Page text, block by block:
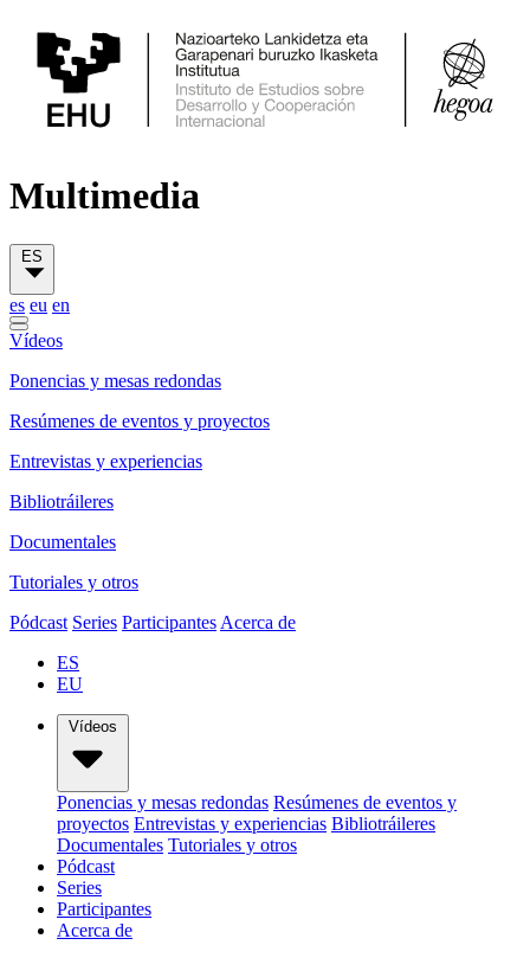
Multimedia
ES
es eu en
Vídeos
Ponencias y mesas redondas
Resúmenes de eventos y proyectos
Entrevistas y experiencias
Bibliotráileres
Documentales
Tutoriales y otros
Pódcast Series Participantes Acerca de
ES
EU
Vídeos
Ponencias y mesas redondas Resúmenes de eventos y
proyectos Entrevistas y experiencias Bibliotráileres
Documentales Tutoriales y otros
Pódcast
Series
Participantes
Acerca de